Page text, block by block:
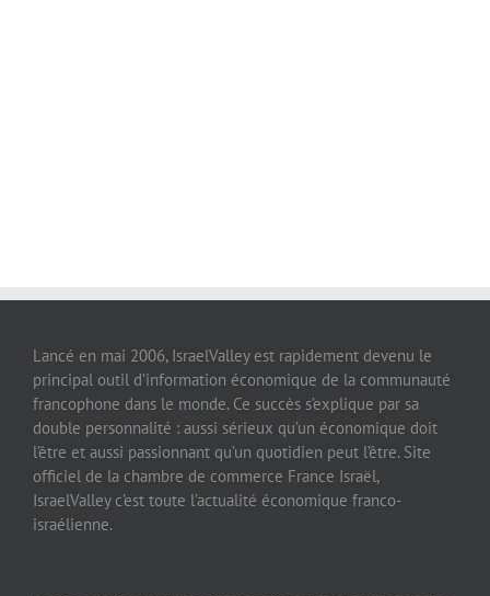
Lancé en mai 2006, IsraelValley est rapidement devenu le
principal outil d’information économique de la communauté
francophone dans le monde. Ce succès s’explique par sa
double personnalité : aussi sérieux qu’un économique doit
l’être et aussi passionnant qu’un quotidien peut l’être. Site
officiel de la chambre de commerce France Israël,
IsraelValley c’est toute l’actualité économique franco-
israélienne.